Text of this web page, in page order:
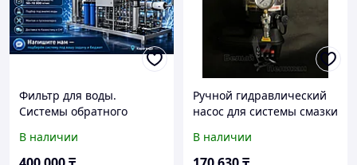
Фильтр для воды.
Системы обратного
Автомойки.
В наличии
Ручной гидравлический
насос для системы смазки
В наличии